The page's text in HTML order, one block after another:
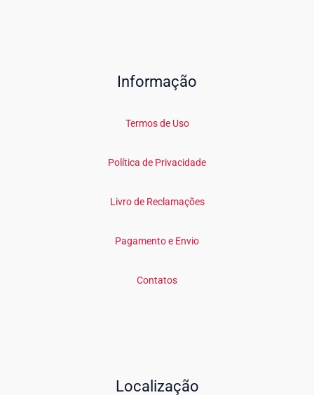
Informação
Termos de Uso
Política de Privacidade
Livro de Reclamações
Pagamento e Envio
Contatos
Localização